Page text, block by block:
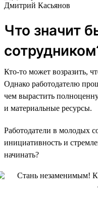
Дмитрий Касьянов
Что значит
Кто-то может возразить,
Однако работодателю
чем вырастить
и материальные ресурсы.
Работодатели в молодых
инициативность и
начинать?